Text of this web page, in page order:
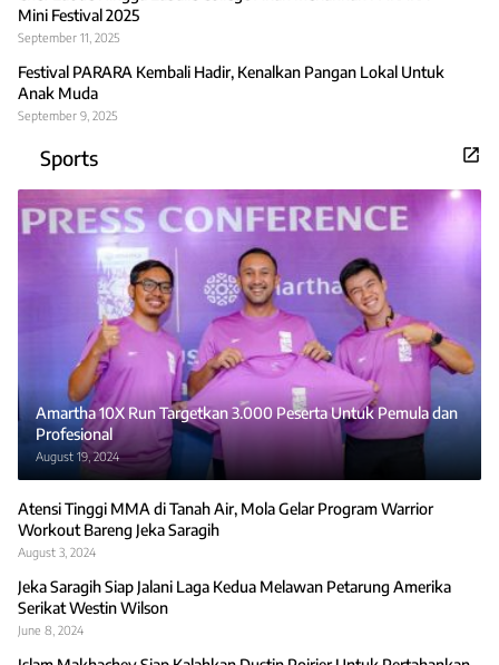
Mini Festival 2025
September 11, 2025
Festival PARARA Kembali Hadir, Kenalkan Pangan Lokal Untuk
Anak Muda
September 9, 2025
Sports
Amartha 10X Run Targetkan 3.000 Peserta Untuk Pemula dan
Profesional
August 19, 2024
Atensi Tinggi MMA di Tanah Air, Mola Gelar Program Warrior
Workout Bareng Jeka Saragih
August 3, 2024
Jeka Saragih Siap Jalani Laga Kedua Melawan Petarung Amerika
Serikat Westin Wilson
June 8, 2024